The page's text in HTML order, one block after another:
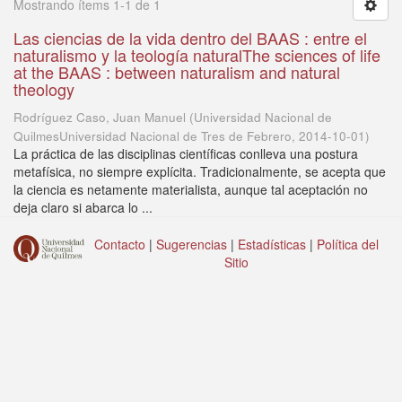
Mostrando ítems 1-1 de 1
Las ciencias de la vida dentro del BAAS : entre el
naturalismo y la teología naturalThe sciences of life
at the BAAS : between naturalism and natural
theology
Rodríguez Caso, Juan Manuel (Universidad Nacional de
QuilmesUniversidad Nacional de Tres de Febrero, 2014-10-01)
La práctica de las disciplinas científicas conlleva una postura
metafísica, no siempre explícita. Tradicionalmente, se acepta que
la ciencia es netamente materialista, aunque tal aceptación no
deja claro si abarca lo ...
Contacto | Sugerencias | Estadísticas | Política del
Sitio